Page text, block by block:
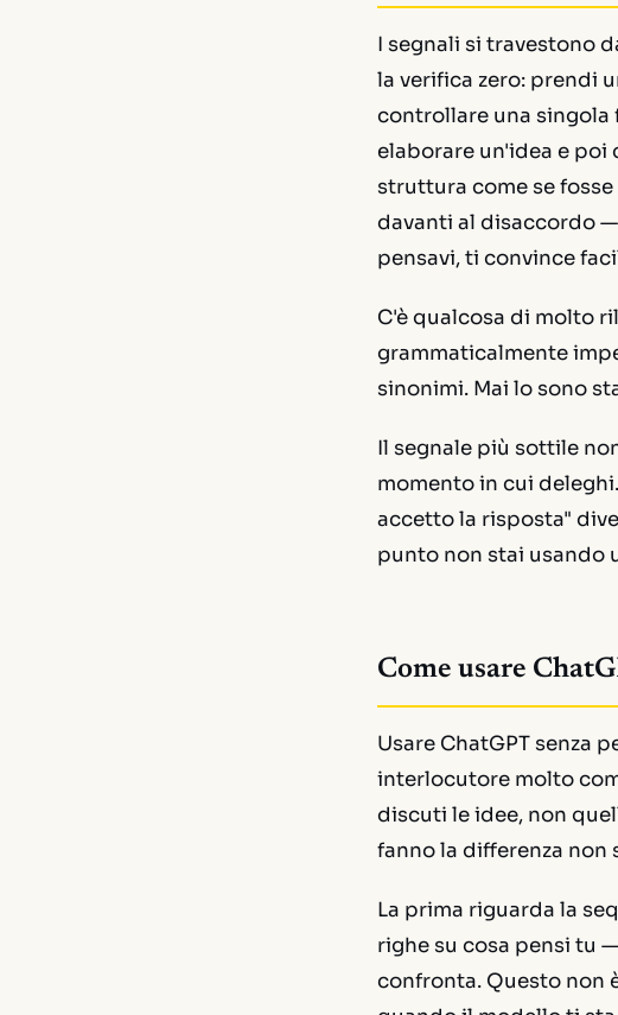
I segnali si travestono
la verifica zero: prendi
controllare una singola
elaborare un'idea e poi
struttura come se
davanti al disaccordo
pensavi, ti convince
C'è qualcosa di molto
grammaticalmente
sinonimi. Mai lo sono
Il segnale più sottile
momento in cui
accetto la risposta"
punto non stai usando
Come usare
Usare ChatGPT senza
interlocutore molto
discuti le idee, non
fanno la differenza
La prima riguarda la
righe su cosa pensi tu
confronta. Questo non